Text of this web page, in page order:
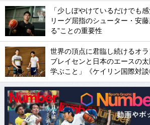
「少しぼやけているだけでも
リーグ屈指のシューター・安藤
る”ことの重要性
世界の頂点に君臨し続けるオ
ブレイセンと日本のエースの
学ぶこと」《ケイリン国際対談